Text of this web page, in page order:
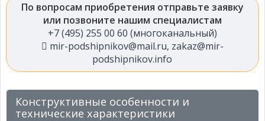
По вопросам приобретения отправьте заявку
или позвоните нашим специалистам
+7 (495) 255 00 60 (многоканальный)
mir-podshipnikov@mail.ru, zakaz@mir-
podshipnikov.info
Конструктивные особенности и
технические характеристики